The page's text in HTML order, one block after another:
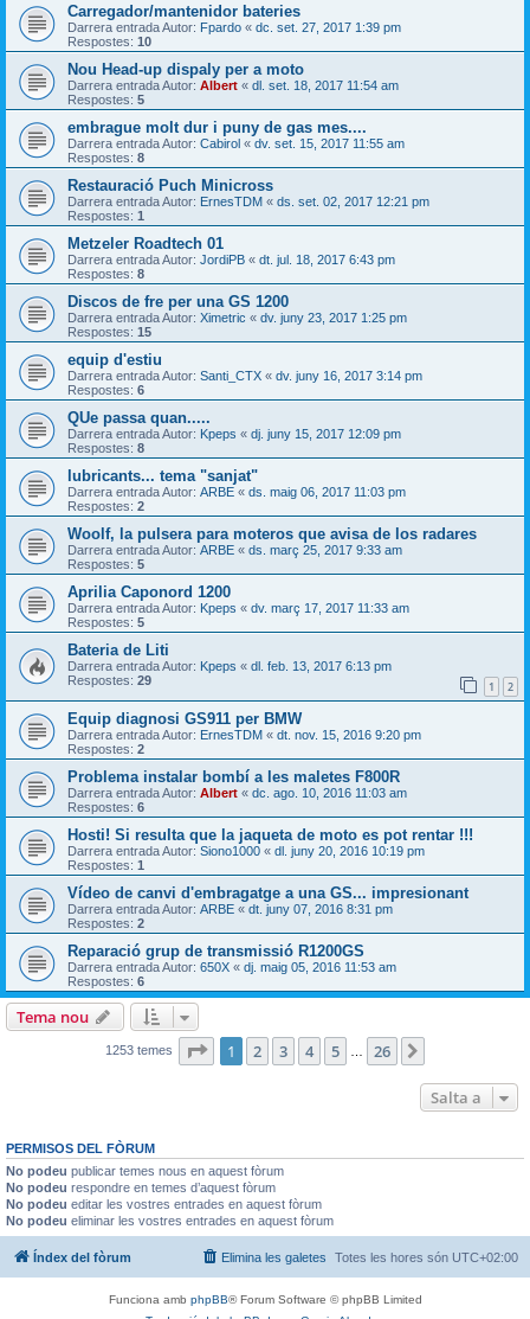
Carregador/mantenidor bateries
Darrera entrada Autor: Fpardo « dc. set. 27, 2017 1:39 pm
Respostes: 10
Nou Head-up dispaly per a moto
Darrera entrada Autor: Albert « dl. set. 18, 2017 11:54 am
Respostes: 5
embrague molt dur i puny de gas mes....
Darrera entrada Autor: Cabirol « dv. set. 15, 2017 11:55 am
Respostes: 8
Restauració Puch Minicross
Darrera entrada Autor: ErnesTDM « ds. set. 02, 2017 12:21 pm
Respostes: 1
Metzeler Roadtech 01
Darrera entrada Autor: JordiPB « dt. jul. 18, 2017 6:43 pm
Respostes: 8
Discos de fre per una GS 1200
Darrera entrada Autor: Ximetric « dv. juny 23, 2017 1:25 pm
Respostes: 15
equip d'estiu
Darrera entrada Autor: Santi_CTX « dv. juny 16, 2017 3:14 pm
Respostes: 6
QUe passa quan.....
Darrera entrada Autor: Kpeps « dj. juny 15, 2017 12:09 pm
Respostes: 8
lubricants... tema "sanjat"
Darrera entrada Autor: ARBE « ds. maig 06, 2017 11:03 pm
Respostes: 2
Woolf, la pulsera para moteros que avisa de los radares
Darrera entrada Autor: ARBE « ds. març 25, 2017 9:33 am
Respostes: 5
Aprilia Caponord 1200
Darrera entrada Autor: Kpeps « dv. març 17, 2017 11:33 am
Respostes: 5
Bateria de Liti
Darrera entrada Autor: Kpeps « dl. feb. 13, 2017 6:13 pm
Respostes: 29 1 2
Equip diagnosi GS911 per BMW
Darrera entrada Autor: ErnesTDM « dt. nov. 15, 2016 9:20 pm
Respostes: 2
Problema instalar bombí a les maletes F800R
Darrera entrada Autor: Albert « dc. ago. 10, 2016 11:03 am
Respostes: 6
Hosti! Si resulta que la jaqueta de moto es pot rentar !!!
Darrera entrada Autor: Siono1000 « dl. juny 20, 2016 10:19 pm
Respostes: 1
Vídeo de canvi d'embragatge a una GS... impresionant
Darrera entrada Autor: ARBE « dt. juny 07, 2016 8:31 pm
Respostes: 2
Reparació grup de transmissió R1200GS
Darrera entrada Autor: 650X « dj. maig 05, 2016 11:53 am
Respostes: 6
Tema nou
1253 temes Pàgina de 26
1 2 3 4 5 26
Salta a
PERMISOS DEL FÒRUM
No podeu publicar temes nous en aquest fòrum
No podeu respondre en temes d’aquest fòrum
No podeu editar les vostres entrades en aquest fòrum
No podeu eliminar les vostres entrades en aquest fòrum
Índex del fòrum Totes les hores són UTC+02:00
Elimina les galetes
Funciona amb phpBB® Forum Software © phpBB Limited